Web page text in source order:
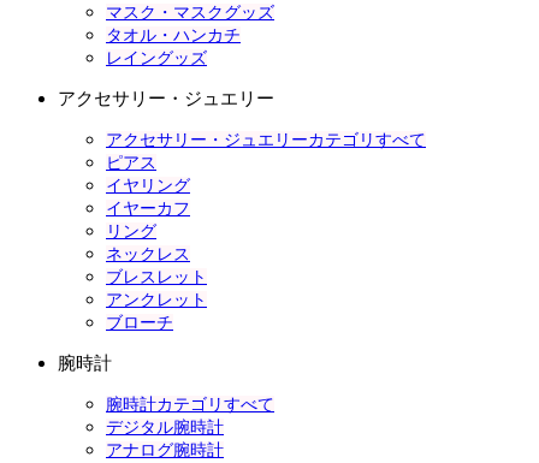
マスク・マスクグッズ
タオル・ハンカチ
レイングッズ
アクセサリー・ジュエリー
アクセサリー・ジュエリーカテゴリすべて
ピアス
イヤリング
イヤーカフ
リング
ネックレス
ブレスレット
アンクレット
ブローチ
腕時計
腕時計カテゴリすべて
デジタル腕時計
アナログ腕時計